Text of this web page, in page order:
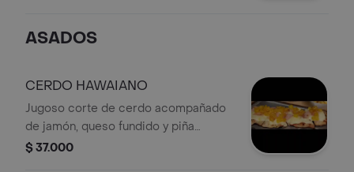
llena de sabor, perfecta para
antojo callejero.
ASADOS
CERDO HAWAIANO
Jugoso corte de cerdo acompañado
de jamón, queso fundido y piña
caramelizada, logrando una deliciosa
$ 37.000